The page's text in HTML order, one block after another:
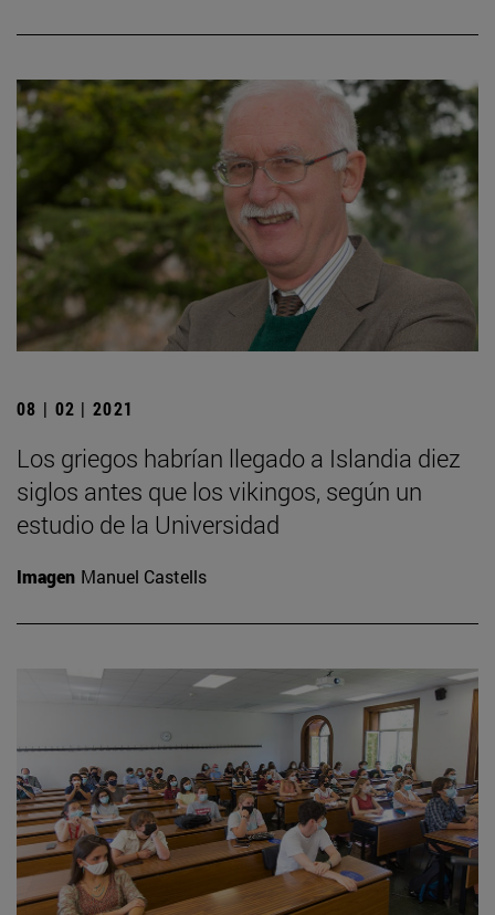
08 | 02 | 2021
Los griegos habrían llegado a Islandia diez
siglos antes que los vikingos, según un
estudio de la Universidad
Imagen Manuel Castells